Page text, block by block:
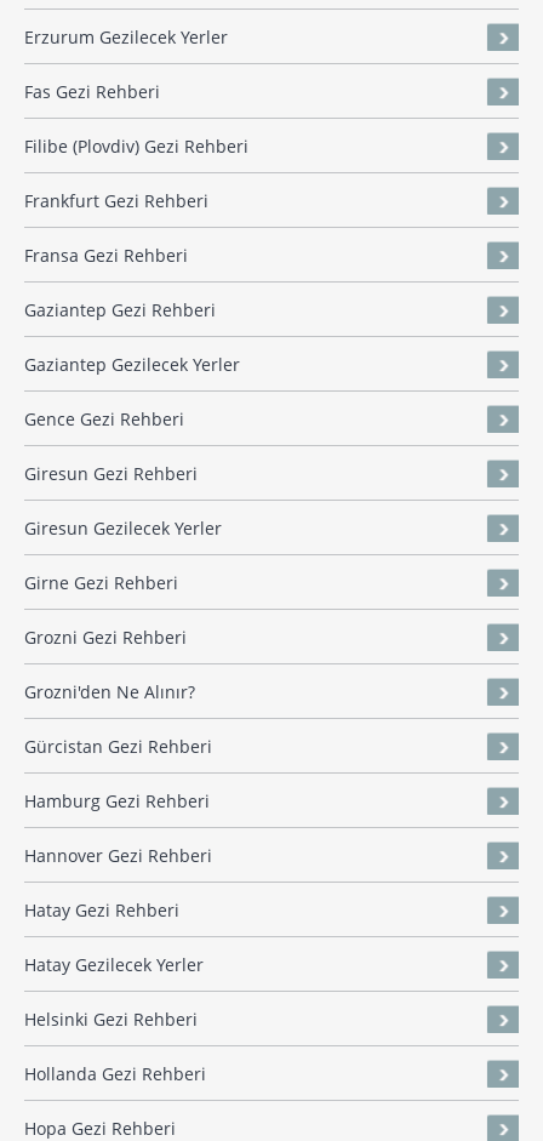
Erzurum Gezilecek Yerler
Fas Gezi Rehberi
Filibe (Plovdiv) Gezi Rehberi
Frankfurt Gezi Rehberi
Fransa Gezi Rehberi
Gaziantep Gezi Rehberi
Gaziantep Gezilecek Yerler
Gence Gezi Rehberi
Giresun Gezi Rehberi
Giresun Gezilecek Yerler
Girne Gezi Rehberi
Grozni Gezi Rehberi
Grozni'den Ne Alınır?
Gürcistan Gezi Rehberi
Hamburg Gezi Rehberi
Hannover Gezi Rehberi
Hatay Gezi Rehberi
Hatay Gezilecek Yerler
Helsinki Gezi Rehberi
Hollanda Gezi Rehberi
Hopa Gezi Rehberi